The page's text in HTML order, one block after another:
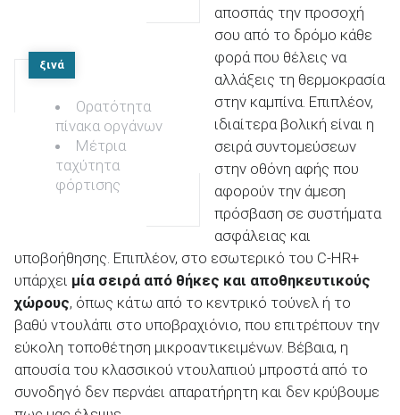
ξινά
Ορατότητα
πίνακα οργάνων
Μέτρια
ταχύτητα
φόρτισης
αποσπάς την προσοχή
σου από το δρόμο κάθε
φορά που θέλεις να
αλλάξεις τη θερμοκρασία
στην καμπίνα. Επιπλέον,
ιδιαίτερα βολική είναι η
σειρά συντομεύσεων
στην οθόνη αφής που
αφορούν την άμεση
πρόσβαση σε συστήματα
ασφάλειας και
υποβοήθησης. Επιπλέον, στο εσωτερικό του C-HR+
υπάρχει μία σειρά από θήκες και αποθηκευτικούς
χώρους, όπως κάτω από το κεντρικό τούνελ ή το
βαθύ ντουλάπι στο υποβραχιόνιο, που επιτρέπουν την
εύκολη τοποθέτηση μικροαντικειμένων. Βέβαια, η
απουσία του κλασσικού ντουλαπιού μπροστά από το
συνοδηγό δεν περνάει απαρατήρητη και δεν κρύβουμε